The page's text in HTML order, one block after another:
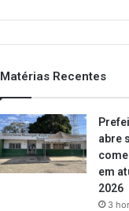
Matérias Recentes
abre
em
2026
3